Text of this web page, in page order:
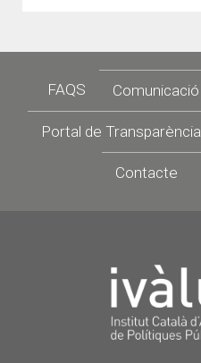
Footer
FAQS Comunicació
Portal de Transparència
Contacte